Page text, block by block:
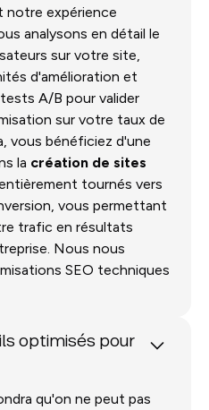
notre expérience
analysons en détail le
sur votre site,
d'amélioration et
A/B pour valider
sur votre taux de
vous bénéficiez d'une
la création de sites
tournés vers
vous permettant
trafic en résultats
Nous nous
SEO techniques
optimisés pour
qu'on ne peut pas